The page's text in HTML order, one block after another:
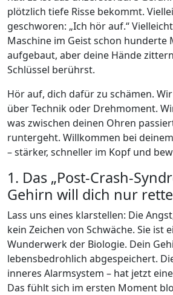
plötzlich tiefe Risse bekommt.
geschworen: „Ich hör auf.“
Maschine im Geist schon hunderte
aufgebaut, aber deine Hände
Schlüssel berührst.
Hör auf, dich dafür zu schämen.
über Technik oder Drehmoment.
was zwischen deinen Ohren
runtergeht. Willkommen bei
– stärker, schneller im Kopf und
1. Das „Post-Crash-
Gehirn will dich nur
Lass uns eines klarstellen: Die
kein Zeichen von Schwäche. Sie ist
Wunderwerk der Biologie. Dein
lebensbedrohlich abgespeichert.
inneres Alarmsystem – hat jetzt
Das fühlt sich im ersten Moment